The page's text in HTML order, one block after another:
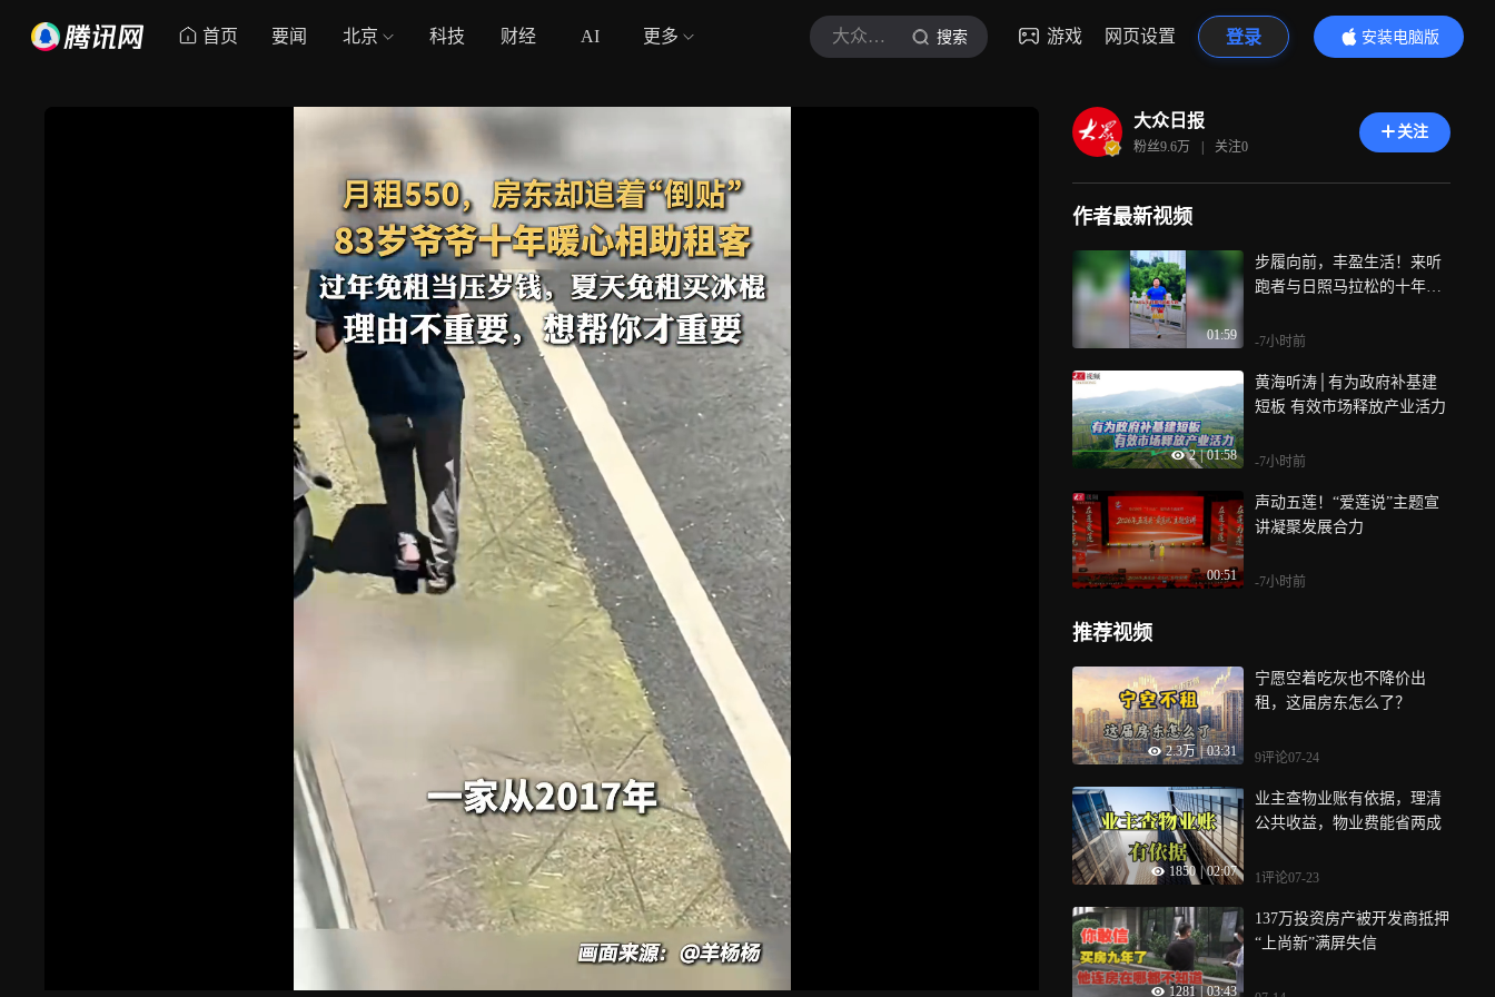
首页 要闻 北京 科技 财经 AI 更多 大众日报 搜索 游戏 网页设置 登录
安装电脑版
内容更精彩
大众日报
粉丝9.6万 | 关注0
关注
作者最新视频
01:59
步履向前，丰盈生活！来听
跑者与日照马拉松的十年故
-7小时前
2 | 01:58
黄海听涛│有为政府补基建
短板 有效市场释放产业活力
-7小时前
00:51
声动五莲！“爱莲说”主题宣
讲凝聚发展合力
-7小时前
推荐视频
2.3万 03:31
宁愿空着吃灰也不降价出
租，这届房东怎么了？
9评论07-24
1850 02:07
业主查物业账有依据，理清
公共收益，物业费能省两成
1评论07-23
1281 03:43
137万投资房产被开发商抵押
“上尚新”满屏失信